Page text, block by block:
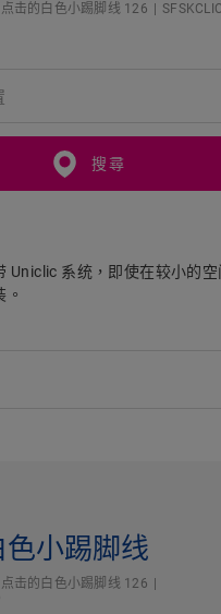
点击的白色小踢脚线 126
搜尋
Uniclic 系统，即使在较小的
小踢脚线
点击的白色小踢脚线 126